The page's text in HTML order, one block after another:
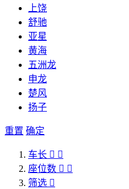
上饶
舒驰
亚星
黄海
五洲龙
申龙
楚风
扬子
重置 确定
车长  
座位数  
筛选 